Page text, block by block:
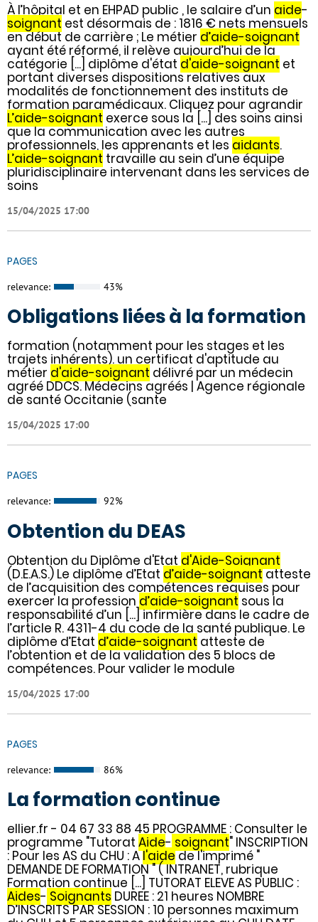
À l’hôpital et en EHPAD public , le salaire d’un aide-
soignant est désormais de : 1816 € nets mensuels
en début de carrière ; Le métier d’aide-soignant
ayant été réformé, il relève aujourd’hui de la
catégorie [...] diplôme d'état d'aide-soignant et
portant diverses dispositions relatives aux
modalités de fonctionnement des instituts de
formation paramédicaux. Cliquez pour agrandir
L’aide-soignant exerce sous la [...] des soins ainsi
que la communication avec les autres
professionnels, les apprenants et les aidants.
L’aide-soignant travaille au sein d’une équipe
pluridisciplinaire intervenant dans les services de
soins
15/04/2025 17:00
PAGES
relevance: 43%
Obligations liées à la formation
formation (notamment pour les stages et les
trajets inhérents). un certificat d'aptitude au
métier d'aide-soignant délivré par un médecin
agréé DDCS. Médecins agréés | Agence régionale
de santé Occitanie (sante
15/04/2025 17:00
PAGES
relevance: 92%
Obtention du DEAS
Obtention du Diplôme d'Etat d'Aide-Soignant
(D.E.A.S.) Le diplôme d’Etat d’aide-soignantatteste
de l’acquisition des compétences requises pour
exercer la profession d’aide-soignant sous la
responsabilité d’un [...] infirmière dans le cadre de
l’article R. 4311-4 du code de la santé publique. Le
diplôme d’Etat d’aide-soignant atteste de
l’obtention et de la validation des 5 blocs de
compétences. Pour valider le module
15/04/2025 17:00
PAGES
relevance: 86%
La formation continue
ellier.fr - 04 67 33 88 45 PROGRAMME : Consulter le
programme "Tutorat Aide- soignant" INSCRIPTION
: Pour les AS du CHU : Al'aidede l'imprimé "
DEMANDE DE FORMATION " ( INTRANET, rubrique
Formation continue [...] TUTORAT ELEVE AS PUBLIC :
Aides- Soignants DUREE : 21 heures NOMBRE
D’INSCRITS PAR SESSION : 10 personnes maximum